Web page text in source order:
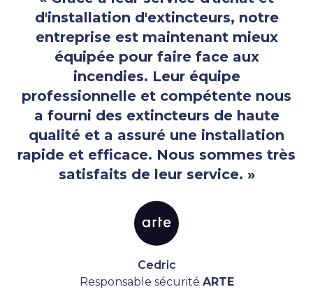
d'installation d'extincteurs, notre
entreprise est maintenant mieux
équipée pour faire face aux
incendies. Leur équipe
professionnelle et compétente nous
a fourni des extincteurs de haute
qualité et a assuré une installation
rapide et efficace. Nous sommes très
satisfaits de leur service. »
Cedric
Responsable sécurité ARTE